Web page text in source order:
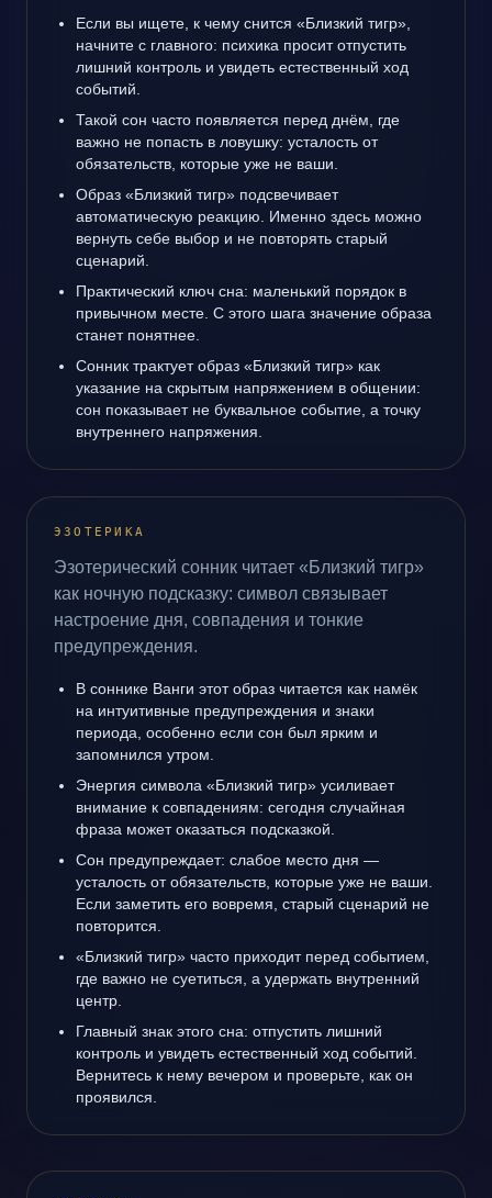
Если вы ищете, к чему снится «Близкий тигр»,
начните с главного: психика просит отпустить
лишний контроль и увидеть естественный ход
событий.
Такой сон часто появляется перед днём, где
важно не попасть в ловушку: усталость от
обязательств, которые уже не ваши.
Образ «Близкий тигр» подсвечивает
автоматическую реакцию. Именно здесь можно
вернуть себе выбор и не повторять старый
сценарий.
Практический ключ сна: маленький порядок в
привычном месте. С этого шага значение образа
станет понятнее.
Сонник трактует образ «Близкий тигр» как
указание на скрытым напряжением в общении:
сон показывает не буквальное событие, а точку
внутреннего напряжения.
ЭЗОТЕРИКА
Эзотерический сонник читает «Близкий тигр»
как ночную подсказку: символ связывает
настроение дня, совпадения и тонкие
предупреждения.
В соннике Ванги этот образ читается как намёк
на интуитивные предупреждения и знаки
периода, особенно если сон был ярким и
запомнился утром.
Энергия символа «Близкий тигр» усиливает
внимание к совпадениям: сегодня случайная
фраза может оказаться подсказкой.
Сон предупреждает: слабое место дня —
усталость от обязательств, которые уже не ваши.
Если заметить его вовремя, старый сценарий не
повторится.
«Близкий тигр» часто приходит перед событием,
где важно не суетиться, а удержать внутренний
центр.
Главный знак этого сна: отпустить лишний
контроль и увидеть естественный ход событий.
Вернитесь к нему вечером и проверьте, как он
проявился.